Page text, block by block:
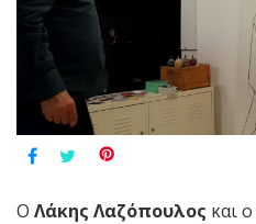
Ο Λάκης Λαζόπουλος και ο